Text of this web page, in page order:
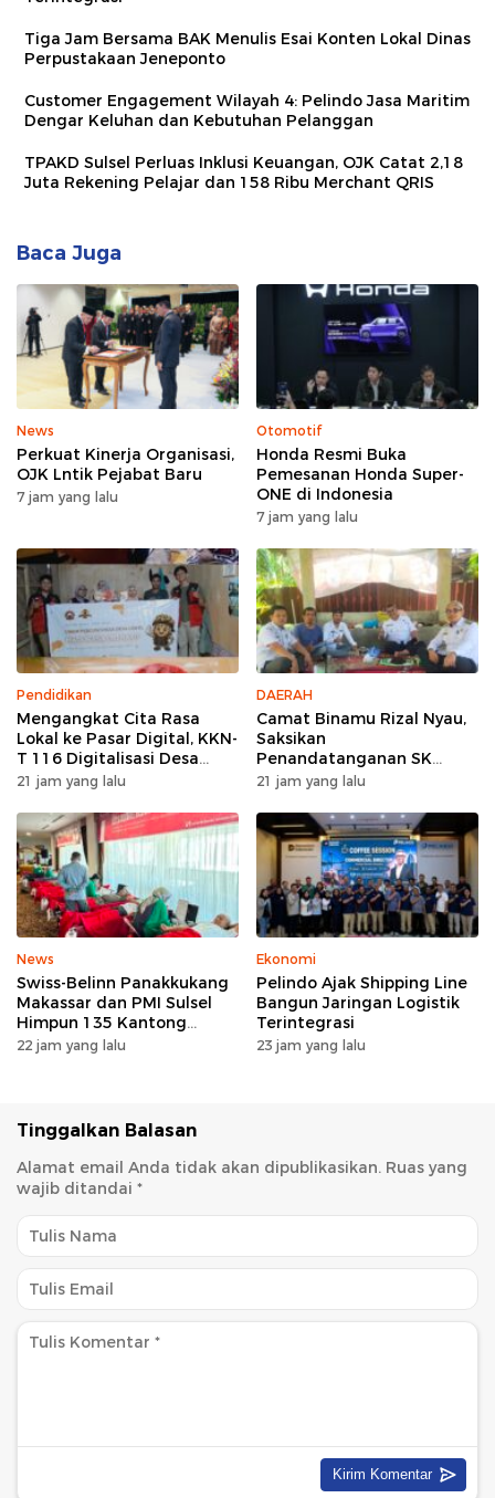
Tiga Jam Bersama BAK Menulis Esai Konten Lokal Dinas
Perpustakaan Jeneponto
Customer Engagement Wilayah 4: Pelindo Jasa Maritim
Dengar Keluhan dan Kebutuhan Pelanggan
TPAKD Sulsel Perluas Inklusi Keuangan, OJK Catat 2,18
Juta Rekening Pelajar dan 158 Ribu Merchant QRIS
Baca Juga
News
Perkuat Kinerja Organisasi,
OJK Lntik Pejabat Baru
7 jam yang lalu
Otomotif
Honda Resmi Buka
Pemesanan Honda Super-
ONE di Indonesia
7 jam yang lalu
Pendidikan
Mengangkat Cita Rasa
Lokal ke Pasar Digital, KKN-
T 116 Digitalisasi Desa
UNHAS Ciptakan UMKM
21 jam yang lalu
DAERAH
Camat Binamu Rizal Nyau,
Saksikan
Penandatanganan SK
Pengurus KWKD, Tegaskan
Sosial
21 jam yang lalu
News
Swiss-Belinn Panakkukang
Makassar dan PMI Sulsel
Himpun 135 Kantong
Darah Lewat Aksi Donor
22 jam yang lalu
Ekonomi
Pelindo Ajak Shipping Line
Bangun Jaringan Logistik
Terintegrasi
23 jam yang lalu
Tinggalkan Balasan
Alamat email Anda tidak akan dipublikasikan. Ruas yang
wajib ditandai *